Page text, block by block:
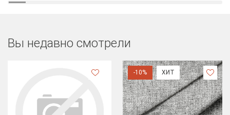
Вы недавно смотрели
-10% ХИТ